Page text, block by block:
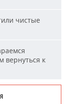
чистые
вернуться к